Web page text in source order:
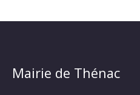
Mairie de Thénac